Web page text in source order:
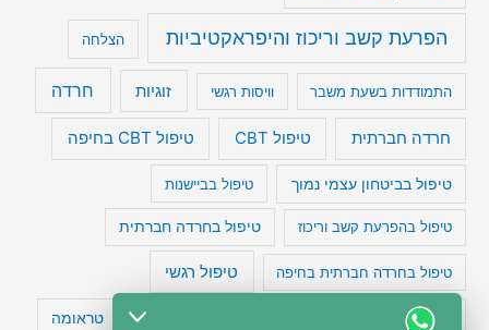
הפרעת קשב וריכוז והיפראקטיביות הצלחה
התמודדות בשעת משבר וויסות רגשי זוגיות חרדה
חרדה חברתית טיפול CBT טיפול CBT בחיפה
טיפול בביטחון עצמי נמוך טיפול בביישנות
טיפול בהפרעת קשב וריכוז טיפול בחרדה חברתית
טיפול בחרדה חברתית בחיפה טיפול רגשי
טיפול תרופתי להפרעת קשב טעויות חשיבה טראומה